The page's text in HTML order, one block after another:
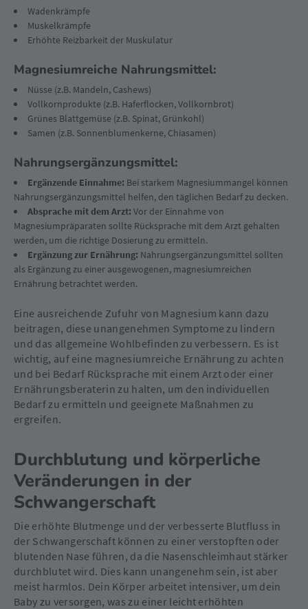
Wadenkrämpfe
Muskelkrämpfe
Erhöhte Reizbarkeit der Muskulatur
Magnesiumreiche Nahrungsmittel:
Nüsse (z.B. Mandeln, Cashews)
Vollkornprodukte (z.B. Haferflocken, Vollkornbrot)
Grünes Blattgemüse (z.B. Spinat, Grünkohl)
Samen (z.B. Sonnenblumenkerne, Chiasamen)
Nahrungsergänzungsmittel:
Ergänzende Einnahme: Bei starkem Magnesiummangel können
Nahrungsergänzungsmittel helfen, den täglichen Bedarf zu decken.
Absprache mit dem Arzt: Vor der Einnahme von
Magnesiumpräparaten sollte Rücksprache mit dem Arzt gehalten
werden, um die richtige Dosierung zu ermitteln.
Ergänzung zur Ernährung: Nahrungsergänzungsmittel sollten
als Ergänzung zu einer ausgewogenen, magnesiumreichen
Ernährung betrachtet werden.
Eine ausreichende Zufuhr von Magnesium kann dazu
beitragen, diese unangenehmen Symptome zu lindern
und das allgemeine Wohlbefinden zu verbessern. Es ist
wichtig, auf eine magnesiumreiche Ernährung zu achten
und bei Bedarf Rücksprache mit einem Arzt oder einer
Ernährungsberaterin zu halten, um den individuellen
Bedarf zu ermitteln und geeignete Maßnahmen zu
ergreifen.
Durchblutung und körperliche
Veränderungen in der
Schwangerschaft
Die erhöhte Blutmenge und der verbesserte Blutfluss in
der Schwangerschaft können zu einer verstopften oder
blutenden Nase führen, da die Nasenschleimhaut stärker
durchblutet wird. Dies kann unangenehm sein, ist aber
meist harmlos. Dein Körper arbeitet intensiver, um dein
Baby zu versorgen, was zu einer leicht erhöhten